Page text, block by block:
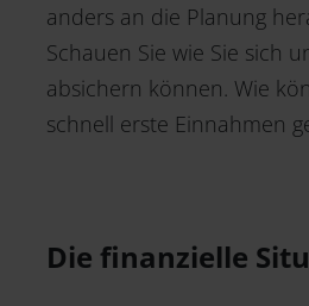
anders an die Planung
Schauen Sie wie Sie sich
absichern können. Wie
schnell erste Einnahmen
Die finanzielle